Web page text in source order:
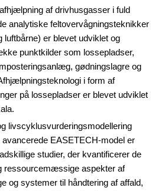
af drivhusgasser i fuld
analytiske feltovervågningsteknikker
luftbårne) er blevet udviklet og
punktkilder som lossepladser,
gødningslagre og
i form af
på lossepladser er blevet udviklet
livscyklusvurderingsmodellering
EASETECH-model er
studier, der kvantificerer de
ressourcemæssige aspekter af
og systemer til håndtering af affald,